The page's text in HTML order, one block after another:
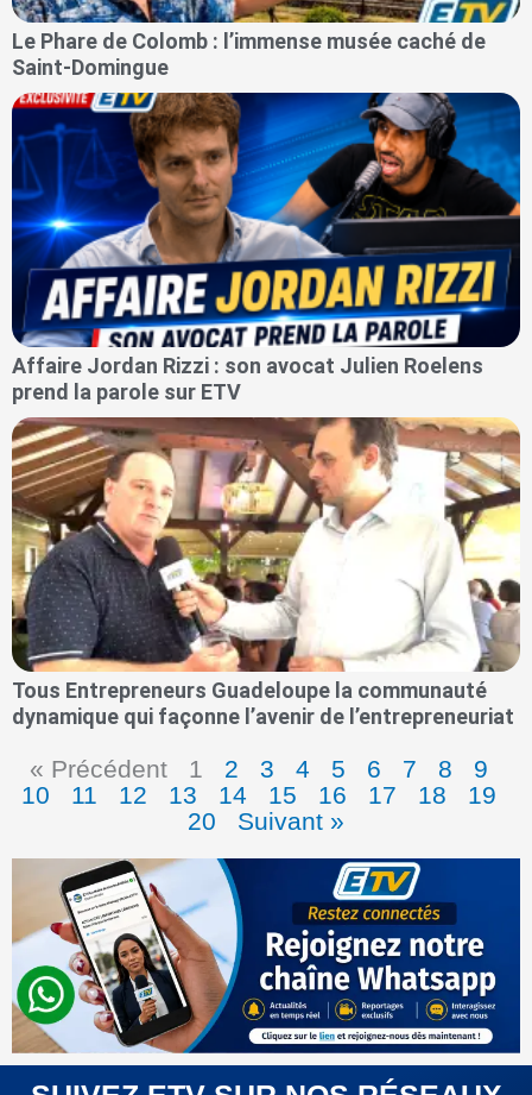
Le Phare de Colomb : l’immense musée caché de
Saint-Domingue
Affaire Jordan Rizzi : son avocat Julien Roelens
prend la parole sur ETV
Tous Entrepreneurs Guadeloupe la communauté
dynamique qui façonne l’avenir de l’entrepreneuriat
« Précédent 1 2 3 4 5 6 7 8
9
10
11 12 13 14 15 16 17 18
19
20
Suivant »